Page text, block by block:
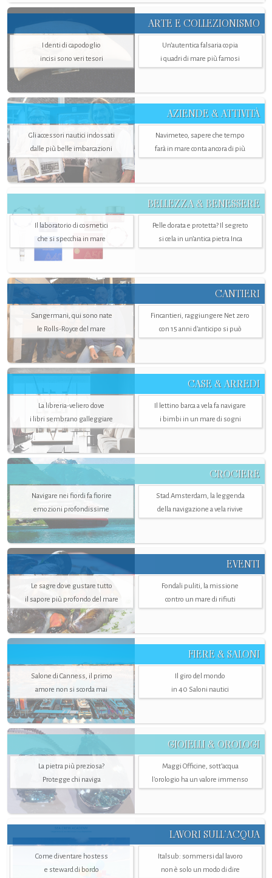
ARTE E COLLEZIONISMO
I denti di capodoglio
incisi sono veri tesori
Un’autentica falsaria copia
i quadri di mare più famosi
AZIENDE & ATTIVITÀ
Gli accessori nautici indossati
dalle più belle imbarcazioni
Navimeteo, sapere che tempo
farà in mare conta ancora di più
BELLEZZA & BENESSERE
Il laboratorio di cosmetici
che si specchia in mare
Pelle dorata e protetta? Il segreto
si cela in un’antica pietra Inca
CANTIERI
Sangermani, qui sono nate
le Rolls-Royce del mare
Fincantieri, raggiungere Net zero
con 15 anni d'anticipo si può
CASE & ARREDI
La libreria-veliero dove
i libri sembrano galleggiare
Il lettino barca a vela fa navigare
i bimbi in un mare di sogni
CROCIERE
Navigare nei fiordi fa fiorire
emozioni profondissime
Stad Amsterdam, la leggenda
della navigazione a vela rivive
EVENTI
Le sagre dove gustare tutto
il sapore più profondo del mare
Fondali puliti, la missione
contro un mare di rifiuti
FIERE & SALONI
Salone di Canness, il primo
amore non si scorda mai
Il giro del mondo
in 40 Saloni nautici
GIOIELLI & OROLOGI
La pietra più preziosa?
Protegge chi naviga
Maggi Officine, sott’acqua
l'orologio ha un valore immenso
LAVORI SULL’ACQUA
Come diventare hostess
e steward di bordo
Italsub: sommersi dal lavoro
non è solo un modo di dire